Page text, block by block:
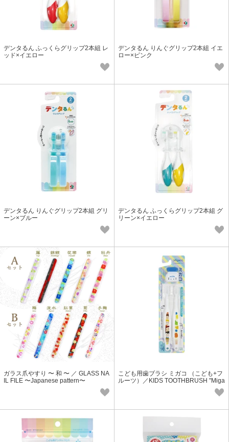
デンタるん ふっくらグリップ2本組 レ
ッド×イエロー
デンタるん りんぐグリップ2本組 イエ
ロー×ピンク
デンタるん りんぐグリップ2本組 グリ
ーン×ブルー
デンタるん ふっくらグリップ2本組 グ
リーン×イエロー
ガラス爪やすり 〜 和 〜 ／ GLASS NA
IL FILE 〜Japanese pattern〜
こども用歯ブラシ ミガコ （こども+フ
ルーツ）／KIDS TOOTHBRUSH "Miga